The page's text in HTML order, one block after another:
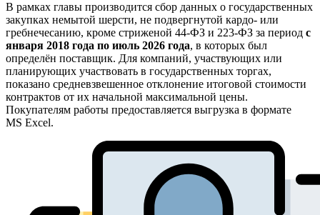
В рамках главы производится сбор данных о государственных
закупках немытой шерсти, не подвергнутой кардо- или
гребнечесанию, кроме стриженой 44-ФЗ и 223-ФЗ за период с
января 2018 года по июль 2026 года, в которых был
определён поставщик. Для компаний, участвующих или
планирующих участвовать в государственных торгах,
показано средневзвешенное отклонение итоговой стоимости
контрактов от их начальной максимальной цены.
Покупателям работы предоставляется выгрузка в формате
MS Excel.